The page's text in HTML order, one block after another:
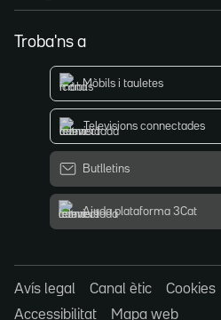
Troba'ns a
Mòbils i tauletes
Televisions connectades
Butlletins
Ajuda plataforma 3Cat
Avís legal Canal ètic Cookies
Accessibilitat
Mapa web